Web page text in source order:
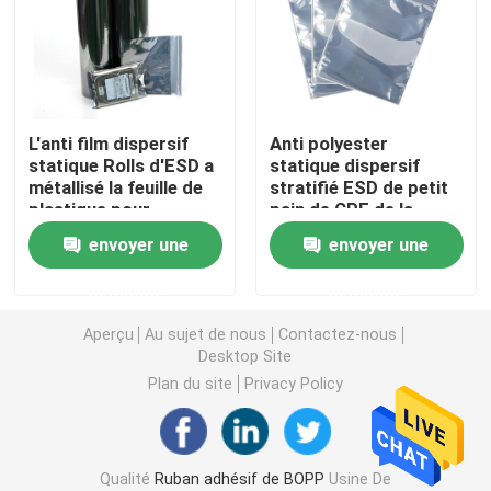
Ruban adhésif de PVC
Ruban adhésif de fibre de verre
Petit pain de film de bout droit
Ruban adhésif de emballage
Ruban adhésif de Polyimide
Ruban adhésif de mousse
L'anti film dispersif
statique Rolls d'ESD a
métallisé la feuille de
plastique pour
l'armature de
Cleanroomenvoyer une
Anti polyester
statique dispersif
stratifié ESD de petit
pain de CPE de la
feuille de plastique
APET protégeant le
film
envoyer une
Aperçu Au sujet de nous
Contactez-nous
Desktop Site
Plan du site
Privacy Policy
Qualité Ruban adhésif de BOPP Usine De